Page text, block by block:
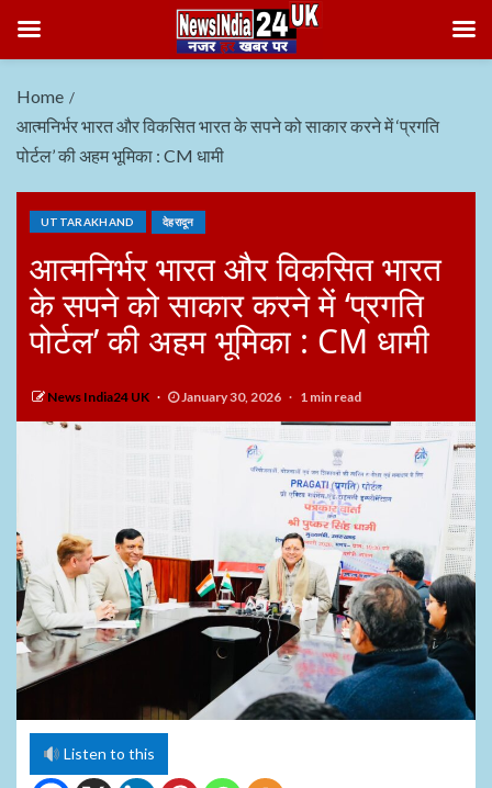
Home
आत्मनिर्भर भारत और विकसित भारत के सपने को साकार करने में ‘प्रगति
पोर्टल’ की अहम भूमिका : CM धामी
UTTARAKHAND देहरादून
आत्मनिर्भर भारत और विकसित भारत
के सपने को साकार करने में ‘प्रगति
पोर्टल’ की अहम भूमिका : CM धामी
News India24 UK January 30, 2026 1 min read
Listen to this